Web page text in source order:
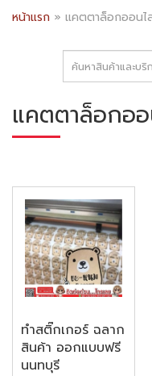
หน้าแรก » แคตตาล็อกออนไ
แคตตาล็อกอ
ทำสติ๊กเกอร์ ฉลาก
สินค้า ออกแบบฟรี
นนทบุรี